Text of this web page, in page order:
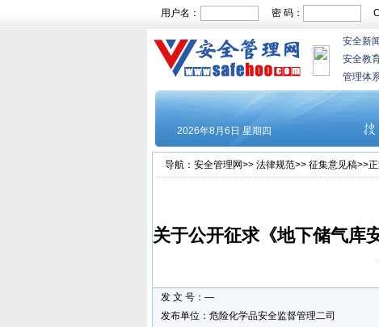
用户名： 密 码：
安全新
安全教
管理体
导航： 安全管理网>> 法律规范>> 征集意见稿>>
关于公开征求《地下储气库
发 文 号：—
发布单位：危险化学品安全监督管理二司